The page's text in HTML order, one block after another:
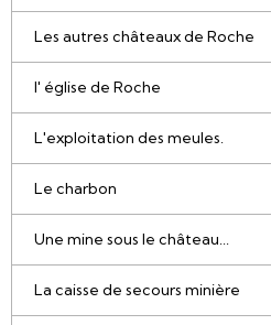
Les autres châteaux de Roche
l' église de Roche
L'exploitation des meules.
Le charbon
Une mine sous le château...
La caisse de secours minière